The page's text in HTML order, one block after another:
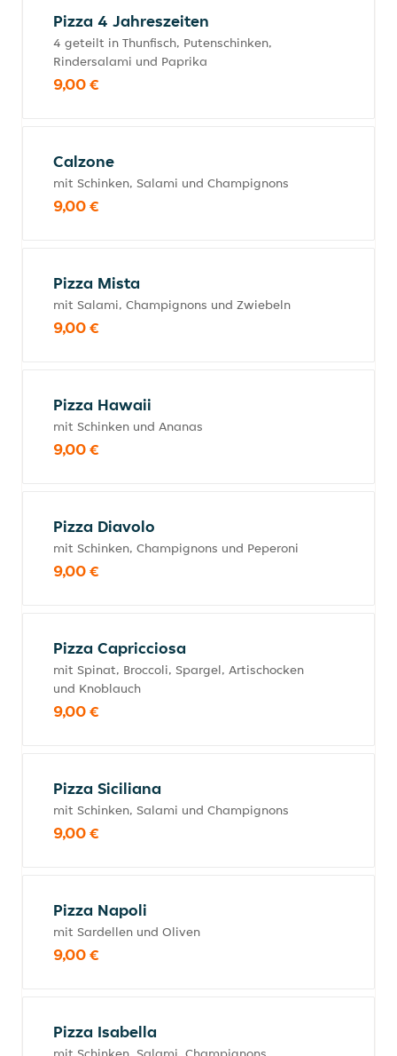
Pizza 4 Jahreszeiten
4 geteilt in Thunfisch, Putenschinken,
Rindersalami und Paprika
9,00 €
Calzone
mit Schinken, Salami und Champignons
9,00 €
Pizza Mista
mit Salami, Champignons und Zwiebeln
9,00 €
Pizza Hawaii
mit Schinken und Ananas
9,00 €
Pizza Diavolo
mit Schinken, Champignons und Peperoni
9,00 €
Pizza Capricciosa
mit Spinat, Broccoli, Spargel, Artischocken
und Knoblauch
9,00 €
Pizza Siciliana
mit Schinken, Salami und Champignons
9,00 €
Pizza Napoli
mit Sardellen und Oliven
9,00 €
Pizza Isabella